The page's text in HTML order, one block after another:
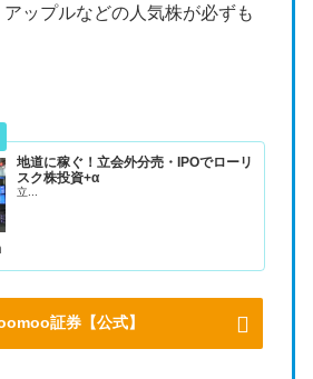
ップルなどの人気株が必ずも
地道に稼ぐ！立会外分売・IPOでローリ
スク株投資+α
立...
証券【公式】